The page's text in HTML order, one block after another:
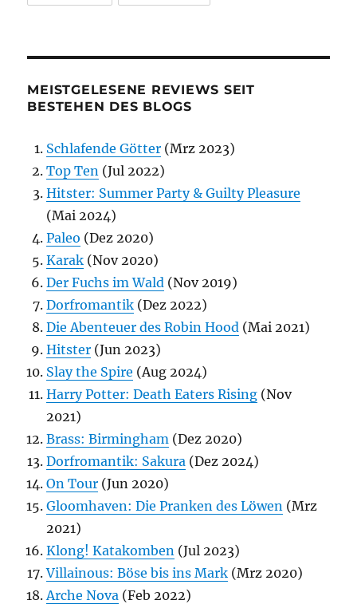
MEISTGELESENE REVIEWS SEIT
BESTEHEN DES BLOGS
Schlafende Götter (Mrz 2023)
Top Ten (Jul 2022)
Hitster: Summer Party & Guilty Pleasure
(Mai 2024)
Paleo (Dez 2020)
Karak (Nov 2020)
Der Fuchs im Wald (Nov 2019)
Dorfromantik (Dez 2022)
Die Abenteuer des Robin Hood (Mai 2021)
Hitster (Jun 2023)
Slay the Spire (Aug 2024)
Harry Potter: Death Eaters Rising (Nov
2021)
Brass: Birmingham (Dez 2020)
Dorfromantik: Sakura (Dez 2024)
On Tour (Jun 2020)
Gloomhaven: Die Pranken des Löwen (Mrz
2021)
Klong! Katakomben (Jul 2023)
Villainous: Böse bis ins Mark (Mrz 2020)
Arche Nova (Feb 2022)